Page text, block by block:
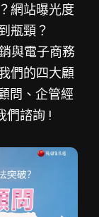
網站曝光度
瓶頸？
與電子商務
們的四大顧
問、企管經
們諮詢 !